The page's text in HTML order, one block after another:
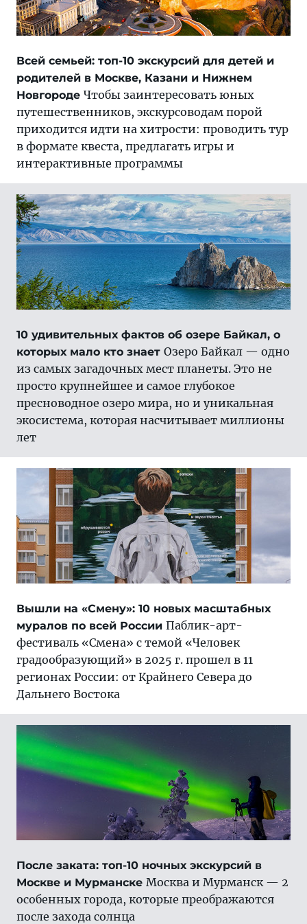
Всей семьей: топ-10 экскурсий для детей и
родителей в Москве, Казани и Нижнем
Новгороде Чтобы заинтересовать юных
путешественников, экскурсоводам порой
приходится идти на хитрости: проводить тур
в формате квеста, предлагать игры и
интерактивные программы
10 удивительных фактов об озере Байкал, о
которых мало кто знает Озеро Байкал — одно
из самых загадочных мест планеты. Это не
просто крупнейшее и самое глубокое
пресноводное озеро мира, но и уникальная
экосистема, которая насчитывает миллионы
лет
Вышли на «Смену»: 10 новых масштабных
муралов по всей России Паблик-арт-
фестиваль «Смена» с темой «Человек
градообразующий» в 2025 г. прошел в 11
регионах России: от Крайнего Севера до
Дальнего Востока
После заката: топ-10 ночных экскурсий в
Москве и Мурманске Москва и Мурманск — 2
особенных города, которые преображаются
после захода солнца